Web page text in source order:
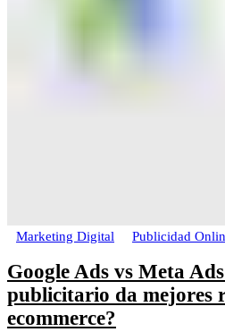
Marketing Digital Publicidad
Google Ads vs Meta
publicitario da mejores
ecommerce?